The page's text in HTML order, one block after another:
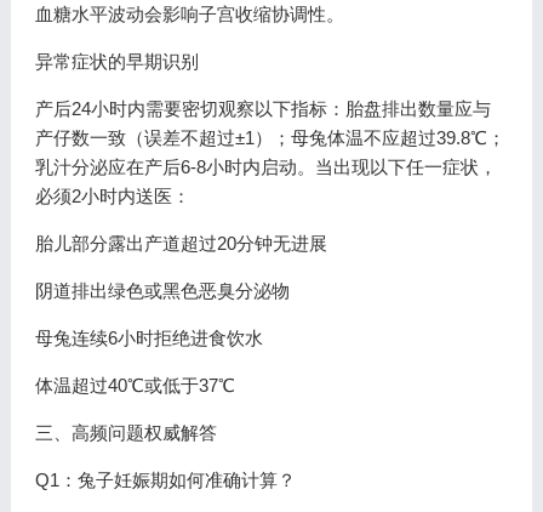
血糖水平波动会影响子宫收缩协调性。
异常症状的早期识别
产后24小时内需要密切观察以下指标：胎盘排出数量应与
产仔数一致（误差不超过±1）；母兔体温不应超过39.8℃；
乳汁分泌应在产后6-8小时内启动。当出现以下任一症状，
必须2小时内送医：
胎儿部分露出产道超过20分钟无进展
阴道排出绿色或黑色恶臭分泌物
母兔连续6小时拒绝进食饮水
体温超过40℃或低于37℃
三、高频问题权威解答
Q1：兔子妊娠期如何准确计算？